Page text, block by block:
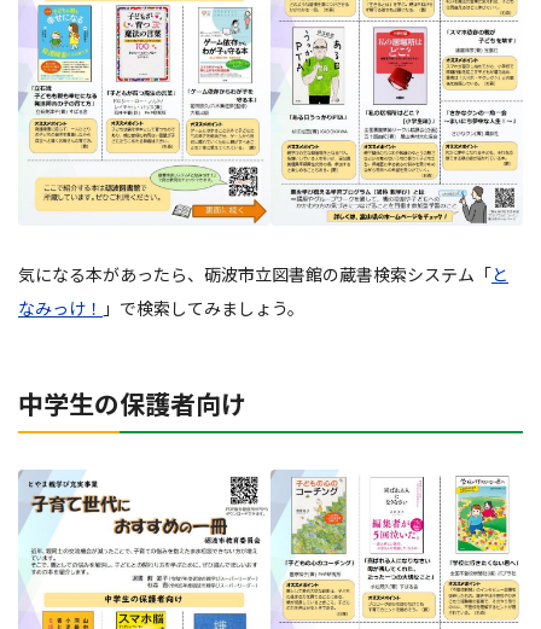
気になる本があったら、砺波市立図書館の蔵書検索システム「と
なみっけ！ 」で検索してみましょう。
中学生の保護者向け